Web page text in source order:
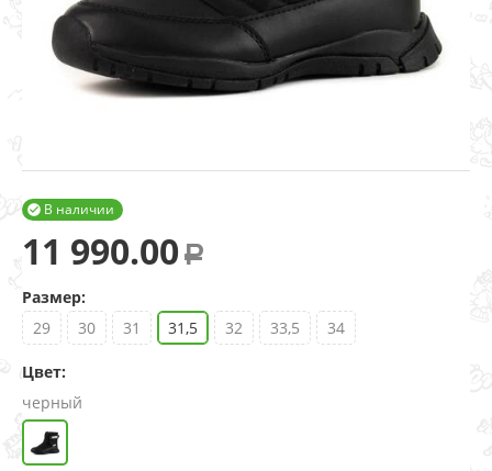
В наличии

11 990.00 Р
Размер:
29
30 31 31,5 32 33,5 34
Цвет:
черный